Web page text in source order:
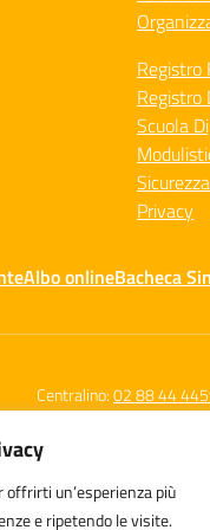
offrirti un’esperienza più
e ripetendo le visite.
Registro
Registro
Scuola
Sicurezza
Privacy
Albo onlineBacheca
Centralino:02 88 44
Comprensivo Statale